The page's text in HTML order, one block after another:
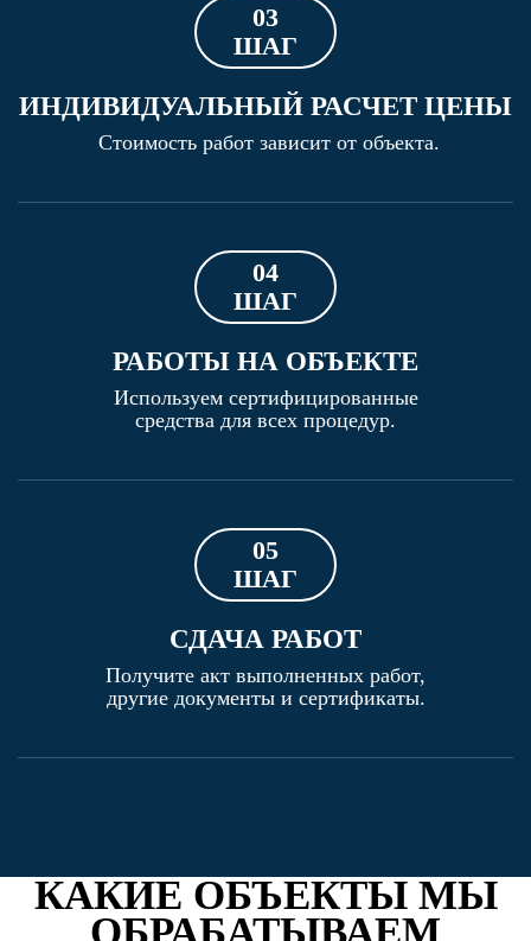
03
ШАГ
ИНДИВИДУАЛЬНЫЙ РАСЧЕТ ЦЕНЫ
Стоимость работ зависит от объекта.
04
ШАГ
РАБОТЫ НА ОБЪЕКТЕ
Используем сертифицированные
средства для всех процедур.
05
ШАГ
СДАЧА РАБОТ
Получите акт выполненных работ,
другие документы и сертификаты.
КАКИЕ ОБЪЕКТЫ МЫ